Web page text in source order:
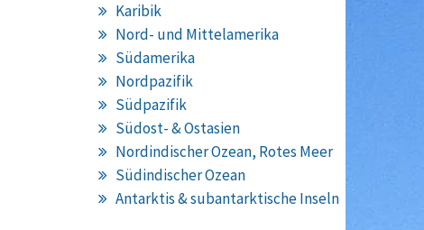
Karibik
Nord- und Mittelamerika
Südamerika
Nordpazifik
Südpazifik
Südost- & Ostasien
Nordindischer Ozean, Rotes Meer
Südindischer Ozean
Antarktis & subantarktische Inseln